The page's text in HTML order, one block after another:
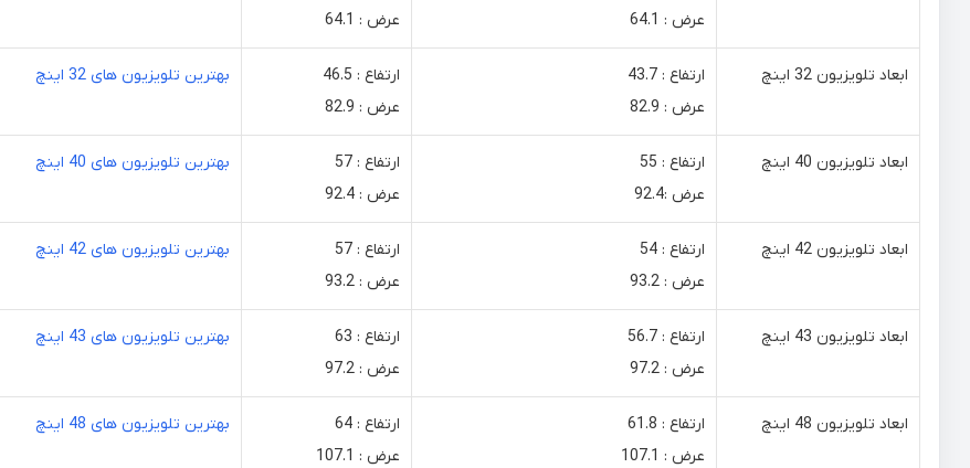
عرض : 64.1
عرض : 64.1
ابعاد تلویزیون 32 اینچ
ارتفاع : 43.7
عرض : 82.9
ارتفاع : 46.5
عرض : 82.9
بهترین تلویزیون های 32 اینچ
ابعاد تلویزیون 40 اینچ
ارتفاع : 55
عرض :92.4
ارتفاع : 57
عرض : 92.4
بهترین تلویزیون های 40 اینچ
ابعاد تلویزیون 42 اینچ
ارتفاع : 54
عرض : 93.2
ارتفاع : 57
عرض : 93.2
بهترین تلویزیون های 42 اینچ
ابعاد تلویزیون 43 اینچ
ارتفاع : 56.7
عرض : 97.2
ارتفاع : 63
عرض : 97.2
بهترین تلویزیون های 43 اینچ
ابعاد تلویزیون 48 اینچ
ارتفاع : 61.8
عرض : 107.1
ارتفاع : 64
عرض : 107.1
بهترین تلویزیون های 48 اینچ